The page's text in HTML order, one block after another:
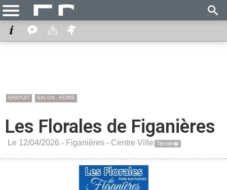
GRATUIT SALON - FOIRE
Les Florales de Figanières
Le 12/04/2026 - Figanières - Centre Ville Termin�